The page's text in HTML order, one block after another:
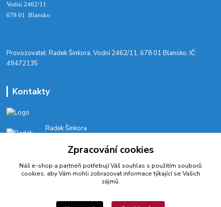
Vodní 2462/11
678 01 Blansko
​Provozovatel: Radek Šinkora, Vodní 2462/11, 678 01 Blansko, IČ:
49472135
Kontakty
Radek Šinkora
E-SHOP: Po-Pá, 8-17 hod.
cyklobikesport@seznam.cz
Zpracování cookies
Náš e-shop a partneři potřebují Váš souhlas s použitím souborů
cookies, aby Vám mohli zobrazovat informace týkající se Vašich
zájmů.